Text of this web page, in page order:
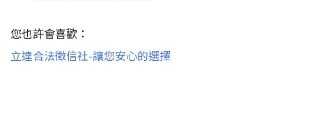
您也許會喜歡：
立達合法徵信社-讓您安心的選擇